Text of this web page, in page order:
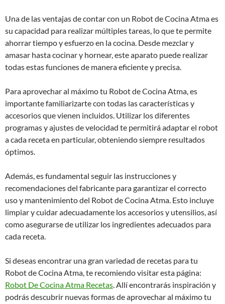
Una de las ventajas de contar con un Robot de Cocina Atma es
su capacidad para realizar múltiples tareas, lo que te permite
ahorrar tiempo y esfuerzo en la cocina. Desde mezclar y
amasar hasta cocinar y hornear, este aparato puede realizar
todas estas funciones de manera eficiente y precisa.
Para aprovechar al máximo tu Robot de Cocina Atma, es
importante familiarizarte con todas las características y
accesorios que vienen incluidos. Utilizar los diferentes
programas y ajustes de velocidad te permitirá adaptar el robot
a cada receta en particular, obteniendo siempre resultados
óptimos.
Además, es fundamental seguir las instrucciones y
recomendaciones del fabricante para garantizar el correcto
uso y mantenimiento del Robot de Cocina Atma. Esto incluye
limpiar y cuidar adecuadamente los accesorios y utensilios, así
como asegurarse de utilizar los ingredientes adecuados para
cada receta.
Si deseas encontrar una gran variedad de recetas para tu
Robot de Cocina Atma, te recomiendo visitar esta página:
Robot De Cocina Atma Recetas. Allí encontrarás inspiración y
podrás descubrir nuevas formas de aprovechar al máximo tu